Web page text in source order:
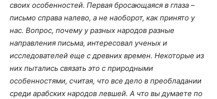
своих особенностей. Первая бросающаяся в глаза –
письмо справа налево, а не наоборот, как принято у
нас. Вопрос, почему у разных народов разные
направления письма, интересовал ученых и
исследователей еще с древних времен. Некоторые из
них пытались связать это с природными
особенностями, считая, что все дело в преобладании
среди арабских народов левшей. А что вы думаете по